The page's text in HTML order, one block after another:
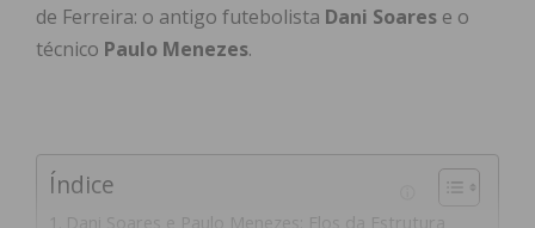
de Ferreira: o antigo futebolista Dani Soares e o
técnico Paulo Menezes.
Índice
Dani Soares e Paulo Menezes: Elos da Estrutura